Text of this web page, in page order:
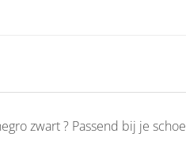
zwart ? Passend bij je